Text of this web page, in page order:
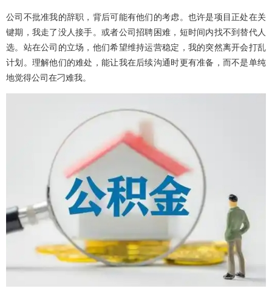
公司不批准我的辞职，背后可能有他们的考虑。也许是项目正处在关
键期，我走了没人接手。或者公司招聘困难，短时间内找不到替代人
选。站在公司的立场，他们希望维持运营稳定，我的突然离开会打乱
计划。理解他们的难处，能让我在后续沟通时更有准备，而不是单纯
地觉得公司在刁难我。